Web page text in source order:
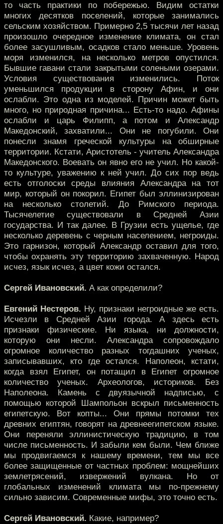
то часть практики по побережью. Видим остатки
многих десятков поселений, которые занимались
сельским хозяйством. Примерно 2,5 тысячи лет назад
произошло очередное изменение климата, он стал
более засушливым, осадков стало меньше. Уровень
моря изменился, на несколько метров опустился.
Бывшие гавани стали закрытыми солеными озерами.
Условия существования изменились. Поток
уменьшился продукции в сторону Афин, и они
ослабли. Это одна из моделей. Причин может быть
много, но природная причина... Есть-то надо. Афины
ослабли и царь Филипп, а потом и Александр
Македонский, захватили... Они не погубили. Они
понесли знамя греческой культуры на обширные
территории. Кстати, Аристотель - учитель Александра
Македонского. Воевать он явно его не учил. Но какой-
то культуре, уважению к ней учил. До сих пор ведь
есть отголоски среды влияния Александра на тот
мир, который он покорил. Египет был эллинизирован
на несколько столетий. До Римского периода.
Тысячелетие существовали в Средней Азии
государства. И так далее. В Грузии есть ущелье, где
несколько деревень с черным населением, негроиды.
Это гарнизон, который Александр оставил для того,
чтобы охранять эту территорию захваченную. Народ
исчез, язык исчез, а цвет кожи остался.
Сергей Ивановский. А как определили?
Евгений Нестеров. Ну, признаки негроидные же есть.
Исчезли в Средней Азии города. А здесь есть
признаки физические. Ни языка, ни должности,
которую они несли. Александра сопровождало
огромное количество разных тогдашних ученых,
записывавших, кто где остался. Наполеон, кстати,
когда взял Египет, он потащил в Египет огромное
количество ученых. Археологов, историков. Без
Наполеона. Камень с двуязычной надписью, с
помощью которой Шампольон вскрыл письменность
египетскую. Вот копты... Они прямы потомки тех
древних египтян, говорят на древнеегипетском языке.
Они переняли эллинистическую традицию, в том
числе письменность. И забыли кем были. Чем ближе
мы продвигаемся к нашему времени, тем мы все
более защищенные от частных проблем: мощнейших
землетрясений, извержений вулкана. Но от
глобальных изменений климата мы по-прежнему
сильно зависим. Современные мифы, это точно есть.
Сергей Ивановский. Какие, например?